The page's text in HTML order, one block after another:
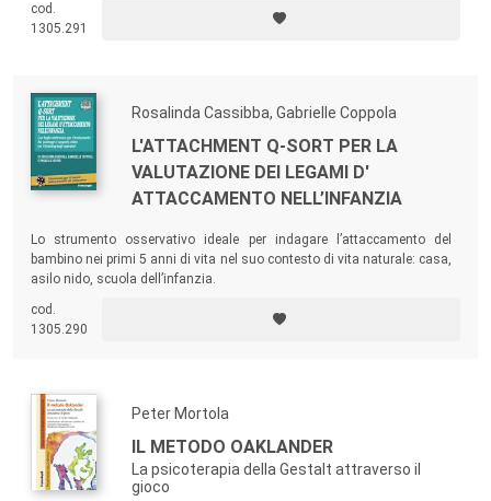
sociale ed educativo, svolgono interventi di empowerment: psicologi,
educatori, formatori, operatori dei servizi, riabilitatori.
cod.
1305.291
Rosalinda Cassibba, Gabrielle Coppola
L'ATTACHMENT Q-SORT PER LA
VALUTAZIONE DEI LEGAMI D'
ATTACCAMENTO NELL’INFANZIA
Lo strumento osservativo ideale per indagare l’attaccamento del
bambino nei primi 5 anni di vita nel suo contesto di vita naturale: casa,
asilo nido, scuola dell’infanzia.
cod.
1305.290
Peter Mortola
IL METODO OAKLANDER
La psicoterapia della Gestalt attraverso il
gioco